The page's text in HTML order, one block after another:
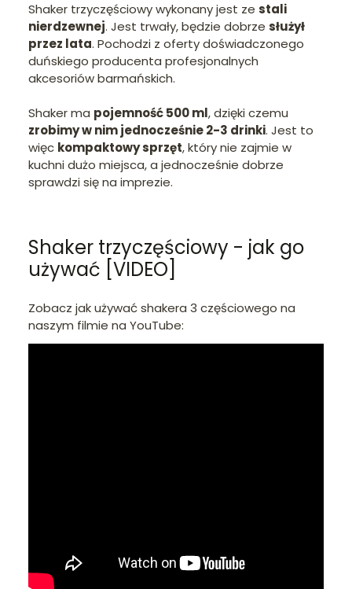
Shaker trzyczęściowy wykonany jest ze stali
nierdzewnej. Jest trwały, będzie dobrze służył
przez lata. Pochodzi z oferty doświadczonego
duńskiego producenta profesjonalnych
akcesoriów barmańskich.
Shaker ma pojemność 500 ml, dzięki czemu
zrobimy w nim jednocześnie 2-3 drinki. Jest to
więc kompaktowy sprzęt, który nie zajmie w
kuchni dużo miejsca, a jednocześnie dobrze
sprawdzi się na imprezie.
Shaker trzyczęściowy - jak go
używać [VIDEO]
Zobacz jak używać shakera 3 częściowego na
naszym filmie na YouTube: